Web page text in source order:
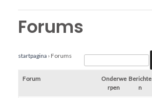
Forums
startpagina › Forums
Forum
Onderwe
rpen
Berichte
n